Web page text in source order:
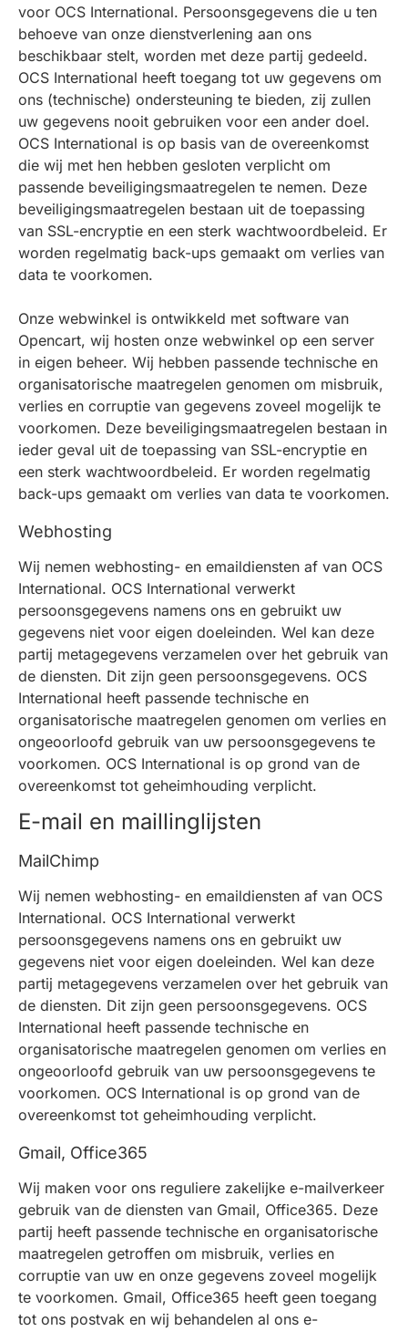
voor OCS International. Persoonsgegevens die u ten
behoeve van onze dienstverlening aan ons
beschikbaar stelt, worden met deze partij gedeeld.
OCS International heeft toegang tot uw gegevens om
ons (technische) ondersteuning te bieden, zij zullen
uw gegevens nooit gebruiken voor een ander doel.
OCS International is op basis van de overeenkomst
die wij met hen hebben gesloten verplicht om
passende beveiligingsmaatregelen te nemen. Deze
beveiligingsmaatregelen bestaan uit de toepassing
van SSL-encryptie en een sterk wachtwoordbeleid. Er
worden regelmatig back-ups gemaakt om verlies van
data te voorkomen.
Onze webwinkel is ontwikkeld met software van
Opencart, wij hosten onze webwinkel op een server
in eigen beheer. Wij hebben passende technische en
organisatorische maatregelen genomen om misbruik,
verlies en corruptie van gegevens zoveel mogelijk te
voorkomen. Deze beveiligingsmaatregelen bestaan in
ieder geval uit de toepassing van SSL-encryptie en
een sterk wachtwoordbeleid. Er worden regelmatig
back-ups gemaakt om verlies van data te voorkomen.
Webhosting
Wij nemen webhosting- en emaildiensten af van OCS
International. OCS International verwerkt
persoonsgegevens namens ons en gebruikt uw
gegevens niet voor eigen doeleinden. Wel kan deze
partij metagegevens verzamelen over het gebruik van
de diensten. Dit zijn geen persoonsgegevens. OCS
International heeft passende technische en
organisatorische maatregelen genomen om verlies en
ongeoorloofd gebruik van uw persoonsgegevens te
voorkomen. OCS International is op grond van de
overeenkomst tot geheimhouding verplicht.
E-mail en maillinglijsten
MailChimp
Wij nemen webhosting- en emaildiensten af van OCS
International. OCS International verwerkt
persoonsgegevens namens ons en gebruikt uw
gegevens niet voor eigen doeleinden. Wel kan deze
partij metagegevens verzamelen over het gebruik van
de diensten. Dit zijn geen persoonsgegevens. OCS
International heeft passende technische en
organisatorische maatregelen genomen om verlies en
ongeoorloofd gebruik van uw persoonsgegevens te
voorkomen. OCS International is op grond van de
overeenkomst tot geheimhouding verplicht.
Gmail, Office365
Wij maken voor ons reguliere zakelijke e-mailverkeer
gebruik van de diensten van Gmail, Office365. Deze
partij heeft passende technische en organisatorische
maatregelen getroffen om misbruik, verlies en
corruptie van uw en onze gegevens zoveel mogelijk
te voorkomen. Gmail, Office365 heeft geen toegang
tot ons postvak en wij behandelen al ons e-